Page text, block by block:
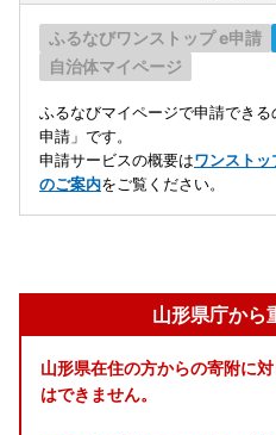
ふるなびワンストップ e申請
自治体マイページ
ふるなびマイページで申請でき
申請」です。
申請サービスの概要はワンスト
のご案内をご覧ください。
山形県庁から
山形県在住の方からの寄附に
はできません。